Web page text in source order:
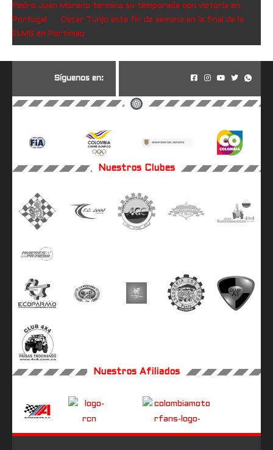
Pedro Juan Moreno termina su temporada con victoria en
Portugal
Oscar Tunjo este fin de semana en la final de la
ELMS en Portimao
Síguenos en:
Nuestros Clubes
Nuestros Afiliados